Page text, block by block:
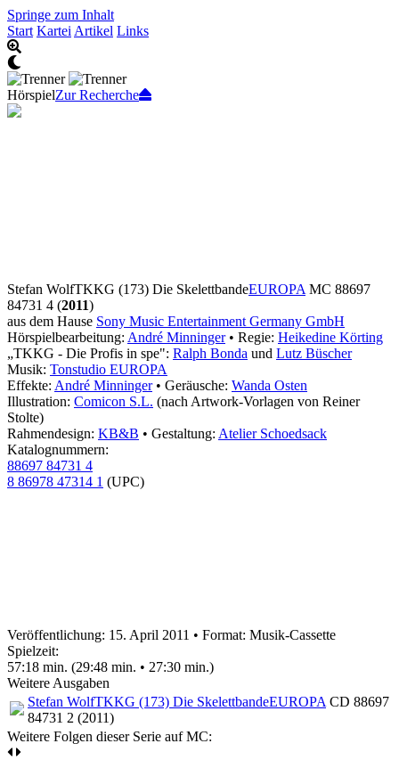
Springe zum Inhalt
Start Kartei Artikel Links
HörspielZur Recherche
Stefan WolfTKKG (173) Die SkelettbandeEUROPA MC 88697
84731 4 (2011)
aus dem Hause Sony Music Entertainment Germany GmbH
Hörspielbearbeitung: André Minninger• Regie: Heikedine Körting
„TKKG - Die Profis in spe": Ralph Bonda und Lutz Büscher
Musik: Tonstudio EUROPA
Effekte: André Minninger• Geräusche: Wanda Osten
Illustration: Comicon S.L. (nach Artwork-Vorlagen von Reiner
Stolte)
Rahmendesign: KB&B • Gestaltung: Atelier Schoedsack
Katalognummern:
88697 84731 4
8 86978 47314 1 (UPC)
Veröffentlichung: 15. April 2011 • Format: Musik-Cassette
Spielzeit:
57:18 min. (29:48 min. • 27:30 min.)
Weitere Ausgaben
Stefan WolfTKKG (173) Die SkelettbandeEUROPA CD 88697
84731 2 (2011)
Weitere Folgen dieser Serie auf MC: